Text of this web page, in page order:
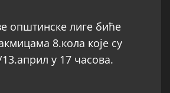
општинске лиге биће
8.кола које су
у 17 часова.